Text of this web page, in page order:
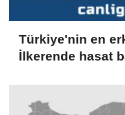
Türkiye'nin en
İlkerende hasat